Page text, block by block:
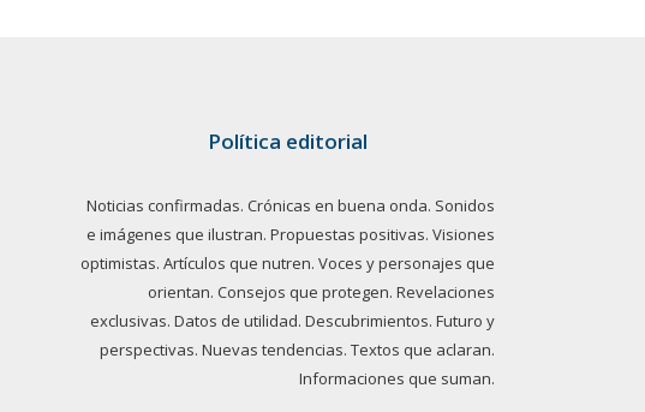
Política editorial
Noticias confirmadas. Crónicas en buena onda. Sonidos
e imágenes que ilustran. Propuestas positivas. Visiones
optimistas. Artículos que nutren. Voces y personajes que
orientan. Consejos que protegen. Revelaciones
exclusivas. Datos de utilidad. Descubrimientos. Futuro y
perspectivas. Nuevas tendencias. Textos que aclaran.
Informaciones que suman.